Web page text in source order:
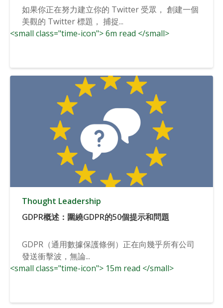
如果你正在努力建立你的 Twitter 受眾， 創建一個
美觀的 Twitter 標題， 捕捉...
<small class="time-icon"> 6m read </small>
Thought Leadership
GDPR概述：圍繞GDPR的50個提示和問題
GDPR（通用數據保護條例）正在向幾乎所有公司
發送衝擊波，無論...
<small class="time-icon"> 15m read </small>